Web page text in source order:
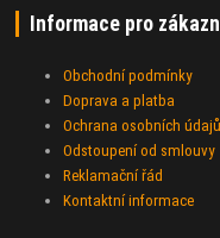
Informace pro
Obchodní podmínky
Doprava a platba
Ochrana osobních
Odstoupení od smlouvy
Reklamační řád
Kontaktní informace